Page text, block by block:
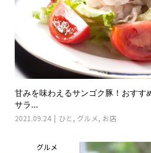
甘みを味わえるサンゴク豚！おすす
サラ...
2021.09.24 ひと , グルメ, お店
グルメ